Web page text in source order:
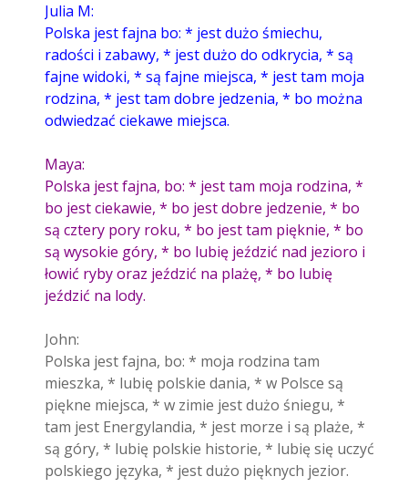
Julia M:
Polska jest fajna bo: * jest dużo śmiechu,
radości i zabawy, * jest dużo do odkrycia, * są
fajne widoki, * są fajne miejsca, * jest tam moja
rodzina, * jest tam dobre jedzenia, * bo można
odwiedzać ciekawe miejsca.
Maya:
Polska jest fajna, bo: * jest tam moja rodzina, *
bo jest ciekawie, * bo jest dobre jedzenie, * bo
są cztery pory roku, * bo jest tam pięknie, * bo
są wysokie góry, * bo lubię jeździć nad jezioro i
łowić ryby oraz jeździć na plażę, * bo lubię
jeździć na lody.
John:
Polska jest fajna, bo: * moja rodzina tam
mieszka, * lubię polskie dania, * w Polsce są
piękne miejsca, * w zimie jest dużo śniegu, *
tam jest Energylandia, * jest morze i są plaże, *
są góry, * lubię polskie historie, * lubię się uczyć
polskiego języka, * jest dużo pięknych jezior.